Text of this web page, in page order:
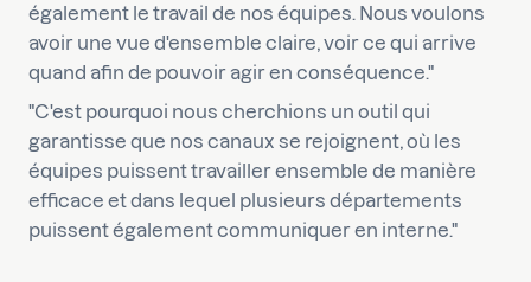
également le travail de nos équipes. Nous voulons
avoir une vue d'ensemble claire, voir ce qui arrive
quand afin de pouvoir agir en conséquence."
"C'est pourquoi nous cherchions un outil qui
garantisse que nos canaux se rejoignent, où les
équipes puissent travailler ensemble de manière
efficace et dans lequel plusieurs départements
puissent également communiquer en interne."